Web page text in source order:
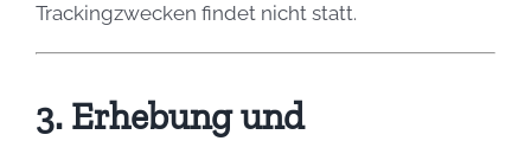
Trackingzwecken findet nicht statt.
3. Erhebung und